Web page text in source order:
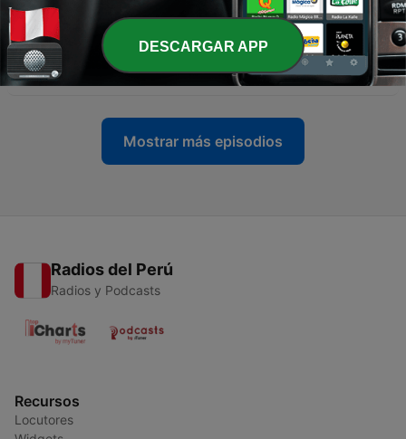
29 nov. 2013
219 - Agresiones con piedras y asfaltil a disidentes
villaclareños
28 nov. 2013
Mostrar más episodios
Radios del Perú
Radios y Podcasts
Recursos
Locutores
DESCARGAR APP